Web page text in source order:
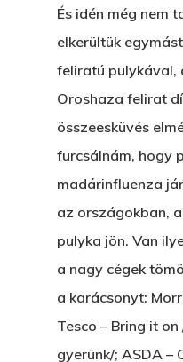
És idén még nem
elkerültük
feliratú pulykával,
Oroshaza felirat
összeesküvés
furcsálnám, hogy
madárinfluenza
az országokban,
pulyka jön. Van
a nagy cégek
a karácsonyt:
Tesco – Bring it
gyerünk/; ASDA –